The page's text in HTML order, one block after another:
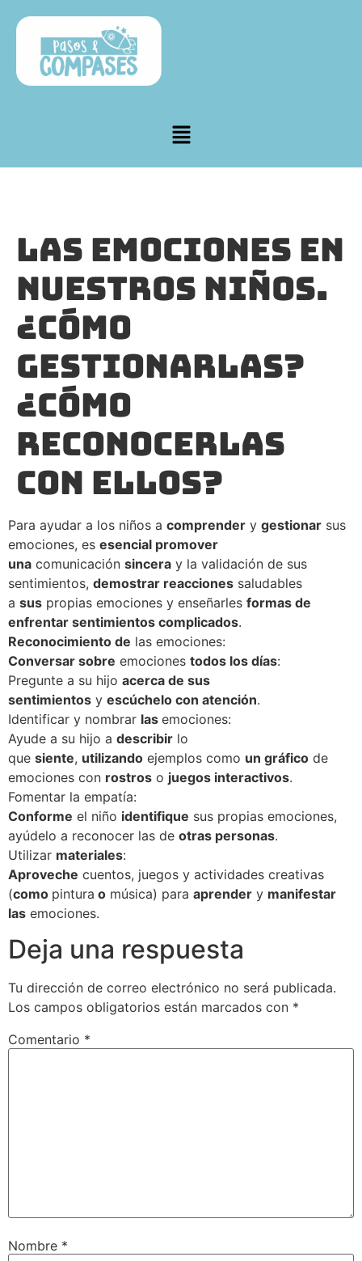
Las emociones en
nuestros niños.
¿Cómo
gestionarlas?
¿Cómo
reconocerlas
con ellos?
Para ayudar a los niños a comprender y gestionar sus
emociones, es esencial promover
una comunicación sincera y la validación de sus
sentimientos, demostrar reacciones saludables
a sus propias emociones y enseñarles formas de
enfrentar sentimientos complicados.
Reconocimiento de las emociones:
Conversar sobre emociones todos los días:
Pregunte a su hijo acerca de sus
sentimientos y escúchelo con atención.
Identificar y nombrar las emociones:
Ayude a su hijo a describir lo
que siente, utilizando ejemplos como un gráfico de
emociones con rostros o juegos interactivos.
Fomentar la empatía:
Conforme el niño identifique sus propias emociones,
ayúdelo a reconocer las de otras personas.
Utilizar materiales:
Aproveche cuentos, juegos y actividades creativas
(como pintura o música) para aprender y manifestar
las emociones.
Deja una respuesta
Tu dirección de correo electrónico no será publicada.
Los campos obligatorios están marcados con *
Comentario *
Nombre *